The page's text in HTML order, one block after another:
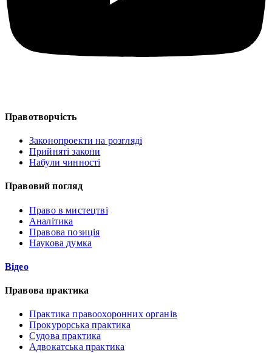
Правотворчість
Законопроекти на розгляді
Прийняті закони
Набули чинності
Правовий погляд
Право в мистецтві
Аналітика
Правова позиція
Наукова думка
Відео
Правова практика
Практика правоохоронних органів
Прокурорська практика
Судова практика
Адвокатська практика